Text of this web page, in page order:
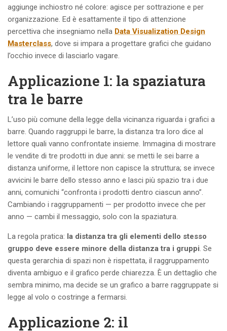
aggiunge inchiostro né colore: agisce per sottrazione e per
organizzazione. Ed è esattamente il tipo di attenzione
percettiva che insegniamo nella Data Visualization Design
Masterclass, dove si impara a progettare grafici che guidano
l’occhio invece di lasciarlo vagare.
Applicazione 1: la spaziatura
tra le barre
L’uso più comune della legge della vicinanza riguarda i grafici a
barre. Quando raggruppi le barre, la distanza tra loro dice al
lettore quali vanno confrontate insieme. Immagina di mostrare
le vendite di tre prodotti in due anni: se metti le sei barre a
distanza uniforme, il lettore non capisce la struttura; se invece
avvicini le barre dello stesso anno e lasci più spazio tra i due
anni, comunichi “confronta i prodotti dentro ciascun anno”.
Cambiando i raggruppamenti — per prodotto invece che per
anno — cambi il messaggio, solo con la spaziatura.
La regola pratica: la distanza tra gli elementi dello stesso
gruppo deve essere minore della distanza tra i gruppi . Se
questa gerarchia di spazi non è rispettata, il raggruppamento
diventa ambiguo e il grafico perde chiarezza. È un dettaglio che
sembra minimo, ma decide se un grafico a barre raggruppate si
legge al volo o costringe a fermarsi.
Applicazione 2: il